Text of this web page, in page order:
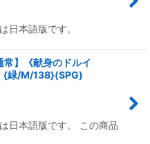
日本語版です。
】《献身のドルイ
{緑/M/138}(SPG)
日本語版です。 この商品